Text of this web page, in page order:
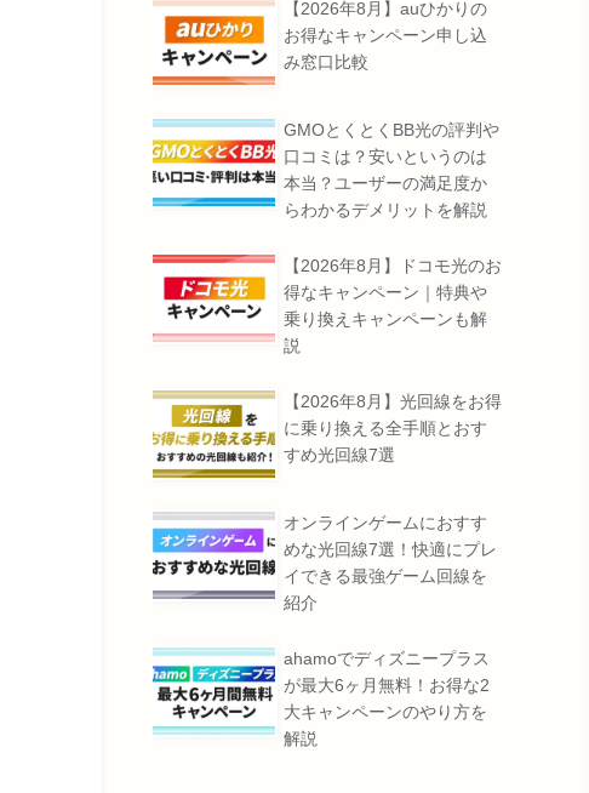
【2026年8月】auひかりの
お得なキャンペーン申し込
み窓口比較
GMOとくとくBB光の評判や
口コミは？安いというのは
本当？ユーザーの満足度か
らわかるデメリットを解説
【2026年8月】ドコモ光のお
得なキャンペーン｜特典や
乗り換えキャンペーンも解
説
【2026年8月】光回線をお得
に乗り換える全手順とおす
すめ光回線7選
オンラインゲームにおすす
めな光回線7選！快適にプレ
イできる最強ゲーム回線を
紹介
ahamoでディズニープラス
が最大6ヶ月無料！お得な2
大キャンペーンのやり方を
解説